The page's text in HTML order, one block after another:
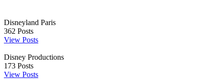
Disneyland Paris
362 Posts
View Posts
Disney Productions
173 Posts
View Posts